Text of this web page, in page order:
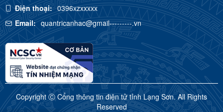
Điện thoại: 0396xzxxxxx
Email: quantricanhac@gmail---------.vn
Copyright Ⓒ Cổng thông tin điện tử tỉnh Lạng Sơn. All Rights
Reserved